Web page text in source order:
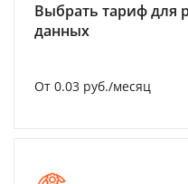
Выбрать тариф для
данных
От 0.03 руб./месяц